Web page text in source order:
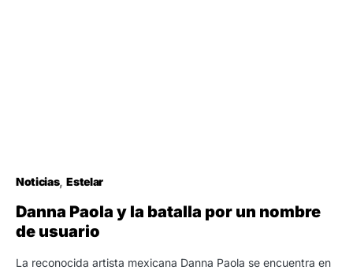
Noticias Estelar
Danna Paola y la batalla por un nombre
de usuario
La reconocida artista mexicana Danna Paola se encuentra en